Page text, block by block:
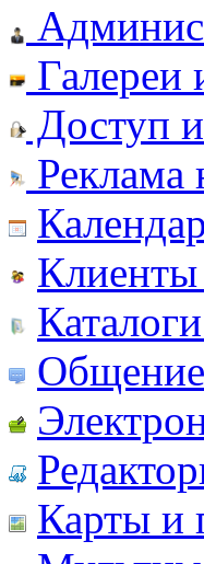
Галереи
Доступ
Реклама
Клиенты
Общение
Карты и